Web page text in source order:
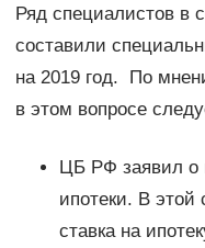
Ряд специалистов в
составили
на 2019 год. По
в этом вопросе
ЦБ РФ заявил о
ипотеки. В этой
ставка на